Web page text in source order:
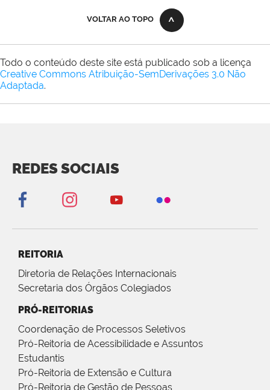
VOLTAR AO TOPO
Todo o conteúdo deste site está publicado sob a licença
Creative Commons Atribuição-SemDerivações 3.0 Não
Adaptada.
REDES SOCIAIS
REITORIA
Diretoria de Relações Internacionais
Secretaria dos Órgãos Colegiados
PRÓ-REITORIAS
Coordenação de Processos Seletivos
Pró-Reitoria de Acessibilidade e Assuntos
Estudantis
Pró-Reitoria de Extensão e Cultura
Pró-Reitoria de Gestão de Pessoas